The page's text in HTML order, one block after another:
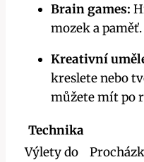
Brain games:
mozek a paměť.
Kreativní
kreslete nebo
můžete mít po
Technika
Výlety do